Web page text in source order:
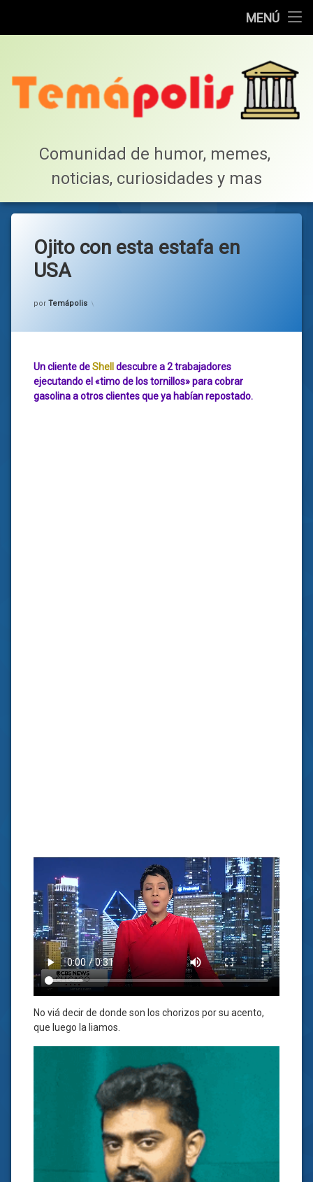
MENÚ
Lista de Megapost
Tabla de puntos
Comunidad de humor, memes,
noticias, curiosidades y mas
Ojito con esta estafa en
USA
por Temápolis
Un cliente deShell descubre a 2 trabajadores
ejecutando el «timo de los tornillos» para cobrar
gasolina a otros clientes que ya habían repostado.
No viá decir de donde son los chorizos por su acento,
que luego la liamos.